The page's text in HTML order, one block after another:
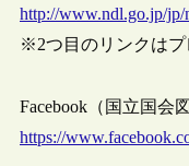
http://www.ndl.go.jp/jp/
※2つ目のリンクはプ
Facebook（国立国会
https://